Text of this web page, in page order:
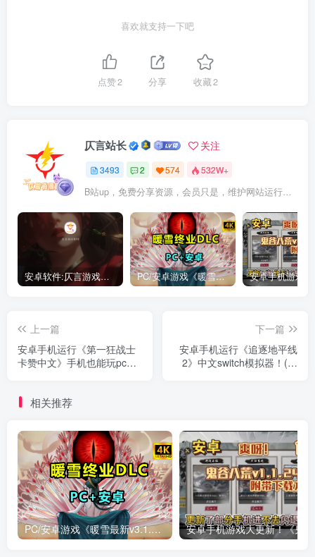
喜欢就支持一下吧
点赞2 分享 收藏2
仄言站长 关注
3493 2 574 532W+
B站up，免费分享资源，会员只是，维护网站运行，会员权利为可以支持本地下载，更多内容，敬请期待！
安卓软件:仄言游戏库4.0APP全新上架了！没有下的赶紧下载呀！ PC/安卓游戏《暖雪最新v3.1.0.1》终业DLC整合版！
上一篇
安卓手机运行《第一狂战士
卡赞中文》手机也能玩pc游
下一篇
安卓手机运行《追逐地平线
2》中文switch模拟器！(游
相关推荐
PC/安卓游戏《暖雪最新v3.1.0.1》终业DLC整合版！